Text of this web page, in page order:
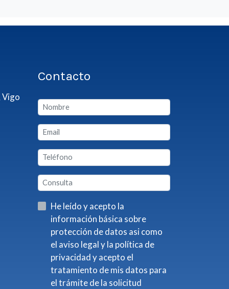
Vigo
Contacto
He leído y acepto la
información básica sobre
protección de datos asi como
el aviso legal y la política de
privacidad y acepto el
tratamiento de mis datos para
el trámite de la solicitud